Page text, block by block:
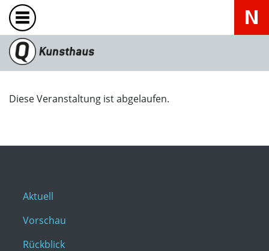
Diese Veranstaltung ist abgelaufen.
Aktuell
Vorschau
Rückblick